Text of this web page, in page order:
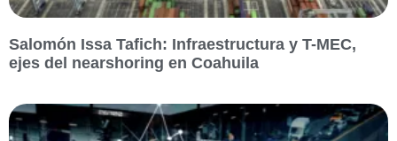
Salomón Issa Tafich: Infraestructura y T-MEC,
ejes del nearshoring en Coahuila